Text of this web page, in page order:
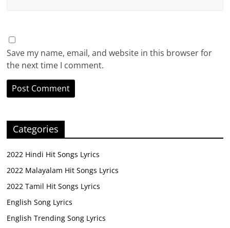
Save my name, email, and website in this browser for
the next time I comment.
Categories
2022 Hindi Hit Songs Lyrics
2022 Malayalam Hit Songs Lyrics
2022 Tamil Hit Songs Lyrics
English Song Lyrics
English Trending Song Lyrics